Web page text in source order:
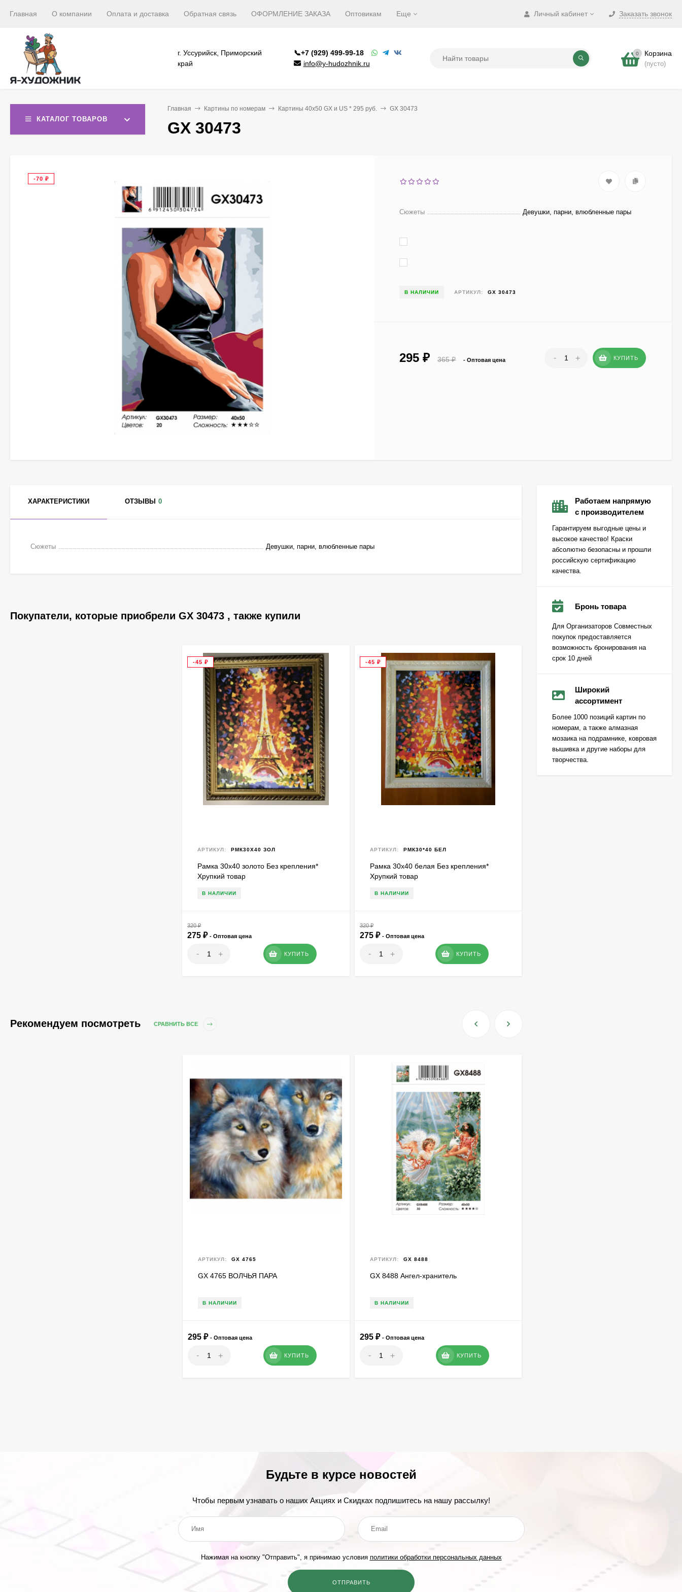
Личный кабинет Заказать звонок
Главная О компании Оплата и доставка Обратная связь ОФОРМЛЕНИЕ ЗАКАЗА Оптовикам Еще
г. Уссурийск, Приморский
край
📞+7 (929) 499-99-18
info@y-hudozhnik.ru
0 Корзина
(пусто)
КАТАЛОГ ТОВАРОВ
Главная Картины по номерам Картины 40х50 GX и US * 295 руб. GX 30473
GX 30473
-70 ₽
Сюжеты Девушки, парни, влюбленные пары
В НАЛИЧИИ АРТИКУЛ: GX 30473
295₽ 365₽ - Оптовая цена - + КУПИТЬ
ХАРАКТЕРИСТИКИ ОТЗЫВЫ 0
Сюжеты Девушки, парни, влюбленные пары
Покупатели, которые приобрели GX 30473 , также купили
-45₽
АРТИКУЛ: РМК30Х40 ЗОЛ
Рамка 30х40 золото Без крепления*
Хрупкий товар
В НАЛИЧИИ
320₽
275₽ - Оптовая цена
- + КУПИТЬ
-45 ₽
АРТИКУЛ: РМК30*40 БЕЛ
Рамка 30х40 белая Без крепления*
Хрупкий товар
В НАЛИЧИИ
320₽
275 ₽ - Оптовая цена
- + КУПИТЬ
Рекомендуем посмотреть СРАВНИТЬ ВСЕ
АРТИКУЛ: GX 4765
GX 4765 ВОЛЧЬЯ ПАРА
В НАЛИЧИИ
295 ₽ - Оптовая цена
- + КУПИТЬ
АРТИКУЛ: GX 8488
GX 8488 Ангел-хранитель
В НАЛИЧИИ
295 ₽ - Оптовая цена
- + КУПИТЬ
Работаем напрямую
с производителем
Гарантируем выгодные цены и
высокое качество! Краски
абсолютно безопасны и прошли
российскую сертификацию
качества.
Бронь товара
Для Организаторов Совместных
покупок предоставляется
возможность бронирования на
срок 10 дней
Широкий
ассортимент
Более 1000 позиций картин по
номерам, а также алмазная
мозаика на подрамнике, ковровая
вышивка и другие наборы для
творчества.
Будьте в курсе новостей
Чтобы первым узнавать о наших Акциях и Скидках подпишитесь на нашу рассылку!
Нажимая на кнопку "Отправить", я принимаю условия политики обработки персональных данных